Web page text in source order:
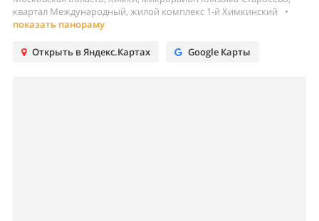
квартал Международный, жилой комплекс 1-й Химкинский
•
показать панораму
Открыть в Яндекс.Картах Google Карты